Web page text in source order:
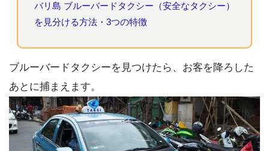
バリ島 ブルーバードタクシー（安全なタクシー）
を見分ける方法・3つの特徴
ブルーバードタクシーを見つけたら、お客を降ろした
あとに捕まえます。